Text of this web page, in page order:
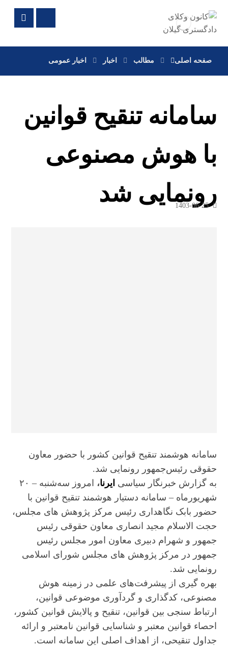
صفحه اصلی مطالب اخبار اخبار عمومی
سامانه تنقیح قوانین
با هوش مصنوعی
رونمایی شد
1403-06-25
سامانه هوشمند تنقیح قوانین کشور با حضور معاون
حقوقی رئیس‌جمهور رونمایی شد.
به گزارش خبرنگار سیاسی ایرنا،
امروز سه‌شنبه – ۲۰
شهریورماه – سامانه دستیار هوشمند تنقیح قوانین با
حضور بابک نگاهداری رئیس مرکز پژوهش های مجلس،
حجت الاسلام مجید انصاری معاون حقوقی رئیس
جمهور و شهرام دبیری معاون امور مجلس رئیس
جمهور در مرکز پژوهش های مجلس شورای اسلامی
رونمایی شد.
بهره گیری از پیشرفت‌های علمی در زمینه هوش
مصنوعی، کدگذاری و گردآوری موضوعی قوانین،
ارتباط سنجی بین قوانین، تنقیح و پالایش قوانین کشور،
احصاء قوانین معتبر و شناسایی قوانین نامعتبر و ارائه
جداول تنقیحی، از اهداف اصلی این سامانه است.